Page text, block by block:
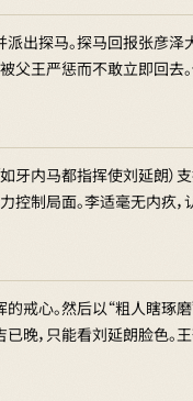
出探马。探马回报张彦
父王严惩而不敢立即回去
牙内马都指挥使刘延朗）
控制局面。李适毫无内疚
戒心。然后以“粗人瞎琢
晚，只能看刘延朗脸色。